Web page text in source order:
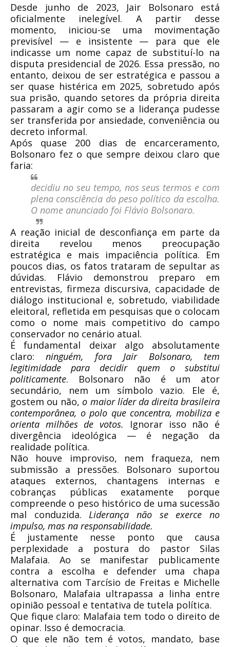
Desde junho de 2023, Jair Bolsonaro está
oficialmente inelegível. A partir desse
momento, iniciou-se uma movimentação
previsível — e insistente — para que ele
indicasse um nome capaz de substituí-lo na
disputa presidencial de 2026. Essa pressão, no
entanto, deixou de ser estratégica e passou a
ser quase histérica em 2025, sobretudo após
sua prisão, quando setores da própria direita
passaram a agir como se a liderança pudesse
ser transferida por ansiedade, conveniência ou
decreto informal.
Após quase 200 dias de encarceramento,
Bolsonaro fez o que sempre deixou claro que
faria:
decidiu no seu tempo, nos seus termos e com
plena consciência do peso político da escolha.
O nome anunciado foi Flávio Bolsonaro.
A reação inicial de desconfiança em parte da
direita revelou menos preocupação
estratégica e mais impaciência política. Em
poucos dias, os fatos trataram de sepultar as
dúvidas. Flávio demonstrou preparo em
entrevistas, firmeza discursiva, capacidade de
diálogo institucional e, sobretudo, viabilidade
eleitoral, refletida em pesquisas que o colocam
como o nome mais competitivo do campo
conservador no cenário atual.
É fundamental deixar algo absolutamente
claro:ninguém, fora Jair Bolsonaro, tem
legitimidade para decidir quem o substitui
politicamente. Bolsonaro não é um ator
secundário, nem um símbolo vazio. Ele é,
gostem ou não, o maior líder da direita brasileira
contemporânea, o polo que concentra, mobiliza e
orienta milhões de votos. Ignorar isso não é
divergência ideológica — é negação da
realidade política.
Não houve improviso, nem fraqueza, nem
submissão a pressões. Bolsonaro suportou
ataques externos, chantagens internas e
cobranças públicas exatamente porque
compreende o peso histórico de uma sucessão
mal conduzida. Liderança não se exerce no
impulso, mas na responsabilidade.
É justamente nesse ponto que causa
perplexidade a postura do pastor Silas
Malafaia. Ao se manifestar publicamente
contra a escolha e defender uma chapa
alternativa com Tarcísio de Freitas e Michelle
Bolsonaro, Malafaia ultrapassa a linha entre
opinião pessoal e tentativa de tutela política.
Que fique claro: Malafaia tem todo o direito de
opinar. Isso é democracia.
O que ele não tem é votos, mandato, base